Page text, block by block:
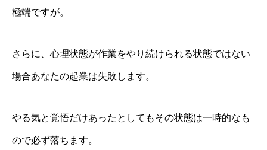
極端ですが。
さらに、心理状態が作業をやり続けられる状態ではない
場合あなたの起業は失敗します。
やる気と覚悟だけあったとしてもその状態は一時的なも
ので必ず落ちます。